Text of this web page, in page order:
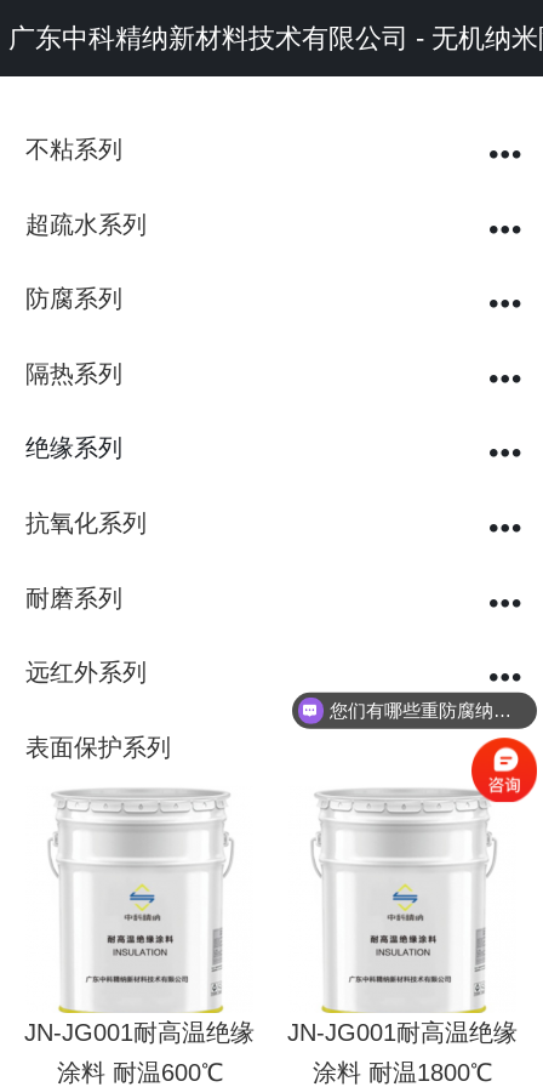
广东中科精纳新材料技术有限公司 - 无机纳
不粘系列
超疏水系列
防腐系列
隔热系列
绝缘系列
抗氧化系列
耐磨系列
远红外系列
表面保护系列
JN-JG001耐高温绝缘
涂料 耐温600℃
JN-JG001耐高温绝缘
涂料 耐温1800℃
您们有哪些重防腐纳米陶瓷涂料？